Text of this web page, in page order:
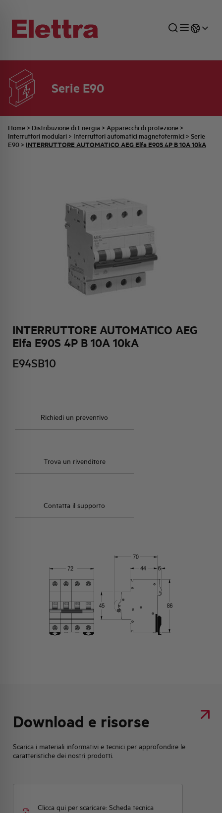
Serie E90
Home > Distribuzione di Energia > Apparecchi di protezione >
Interruttori modulari > Interruttori automatici magnetotermici > Serie
E90 > INTERRUTTORE AUTOMATICO AEG Elfa E90S 4P B 10A 10kA
INTERRUTTORE AUTOMATICO AEG
Elfa E90S 4P B 10A 10kA
E94SB10
Richiedi un preventivo
Trova un rivenditore
Contatta il supporto
Download e risorse
Scarica i materiali informativi e tecnici per approfondire le
caratteristiche dei nostri prodotti.
Clicca qui per scaricare: Scheda tecnica
SETTORI
INDUSTRIALE
DISTRIBUZIONE DI ENERGIA
AUTOMAZIONE INDUSTRIALE
RETE COMMERCIALE
UFFICIO TECNICO
PREVENTIVAZIONE
COMMESSE QUADRI
AZIENDA
FAMIGLIA BELLINI
IDENTITÀ AZIENDALE
ATTIVITÀ E MERCATI
TUTTE LE NEWS
ULTIME NOTIZIE ISTITUZIONALI
JOB CAREERS
PARTNER